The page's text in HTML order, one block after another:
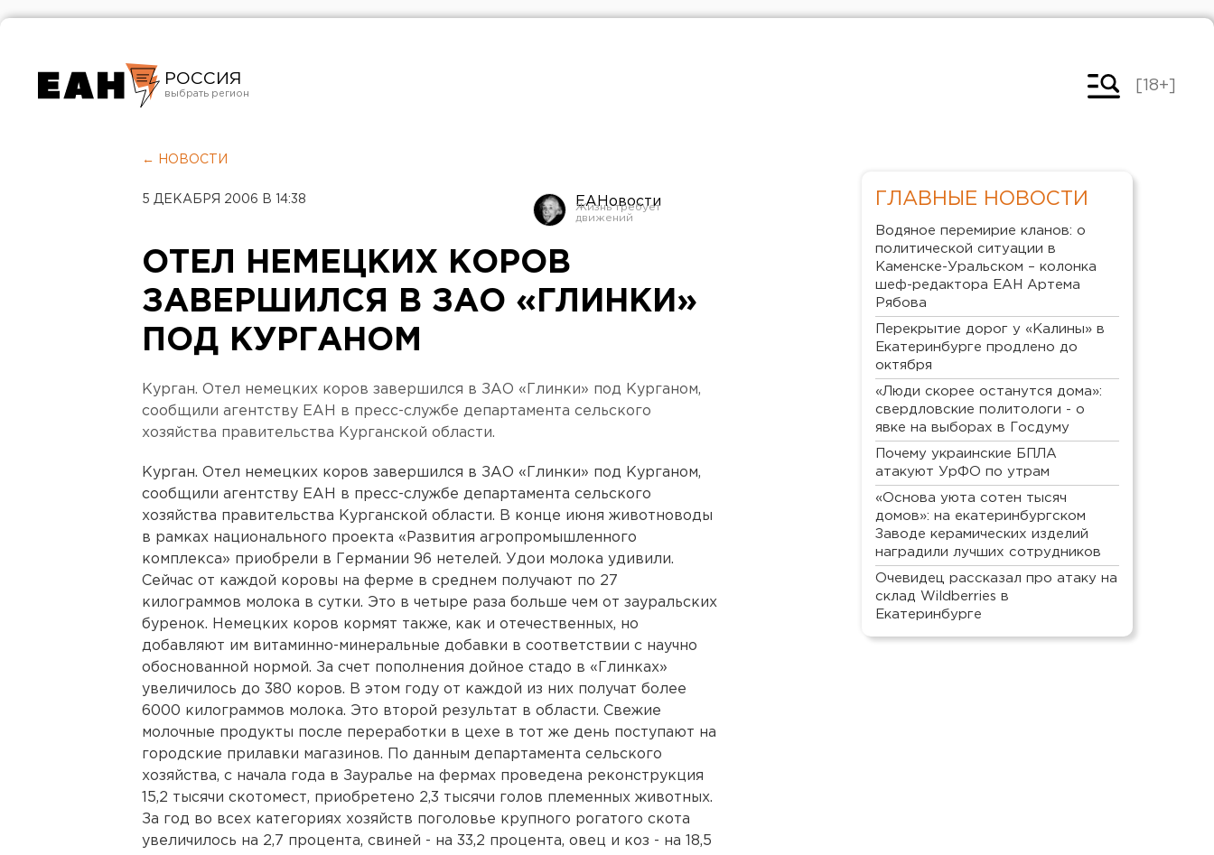
РОССИЯ
Челябинск
[18+]
← НОВОСТИ
5 ДЕКАБРЯ 2006 В 14:38 ЕАНовости
ОТЕЛ НЕМЕЦКИХ КОРОВ
ЗАВЕРШИЛСЯ В ЗАО «ГЛИНКИ»
ПОД КУРГАНОМ
Курган. Отел немецких коров завершился в ЗАО «Глинки» под Курганом,
сообщили агентству ЕАН в пресс-службе департамента сельского
хозяйства правительства Курганской области.
Курган. Отел немецких коров завершился в ЗАО «Глинки» под Курганом,
сообщили агентству ЕАН в пресс-службе департамента сельского
хозяйства правительства Курганской области. В конце июня животноводы
в рамках национального проекта «Развития агропромышленного
комплекса» приобрели в Германии 96 нетелей. Удои молока удивили.
Сейчас от каждой коровы на ферме в среднем получают по 27
килограммов молока в сутки. Это в четыре раза больше чем от зауральских
буренок. Немецких коров кормят также, как и отечественных, но
добавляют им витаминно-минеральные добавки в соответствии с научно
обоснованной нормой. За счет пополнения дойное стадо в «Глинках»
увеличилось до 380 коров. В этом году от каждой из них получат более
6000 килограммов молока. Это второй результат в области. Свежие
молочные продукты после переработки в цехе в тот же день поступают на
городские прилавки магазинов. По данным департамента сельского
хозяйства, с начала года в Зауралье на фермах проведена реконструкция
15,2 тысячи скотомест, приобретено 2,3 тысячи голов племенных животных.
За год во всех категориях хозяйств поголовье крупного рогатого скота
увеличилось на 2,7 процента, свиней - на 33,2 процента, овец и коз - на 18,5
ГЛАВНЫЕ НОВОСТИ
Водяное перемирие кланов: о
политической ситуации в
Каменске-Уральском – колонка
шеф-редактора ЕАН Артема
Рябова
Перекрытие дорог у «Калины» в
Екатеринбурге продлено до
октября
«Люди скорее останутся дома»:
свердловские политологи - о
явке на выборах в Госдуму
Почему украинские БПЛА
атакуют УрФО по утрам
«Основа уюта сотен тысяч
домов»: на екатеринбургском
Заводе керамических изделий
наградили лучших сотрудников
Очевидец рассказал про атаку на
склад Wildberries в
Екатеринбурге